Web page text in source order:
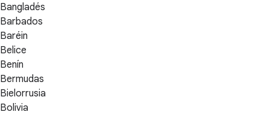
Bangladés
Barbados
Baréin
Belice
Benín
Bermudas
Bielorrusia
Bolivia